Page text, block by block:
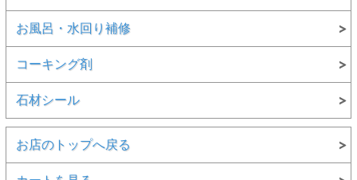
お風呂・水回り補修
コーキング剤
石材シール
お店のトップへ戻る